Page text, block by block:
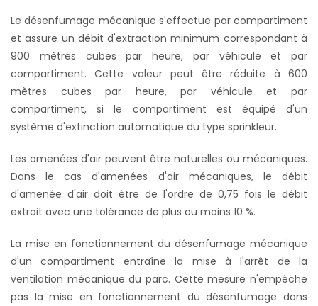
Le désenfumage mécanique s'effectue par compartiment
et assure un débit d'extraction minimum correspondant à
900 mètres cubes par heure, par véhicule et par
compartiment. Cette valeur peut être réduite à 600
mètres cubes par heure, par véhicule et par
compartiment, si le compartiment est équipé d'un
système d'extinction automatique du type sprinkleur.
Les amenées d'air peuvent être naturelles ou mécaniques.
Dans le cas d'amenées d'air mécaniques, le débit
d'amenée d'air doit être de l'ordre de 0,75 fois le débit
extrait avec une tolérance de plus ou moins 10 %.
La mise en fonctionnement du désenfumage mécanique
d'un compartiment entraîne la mise à l'arrêt de la
ventilation mécanique du parc. Cette mesure n'empêche
pas la mise en fonctionnement du désenfumage dans